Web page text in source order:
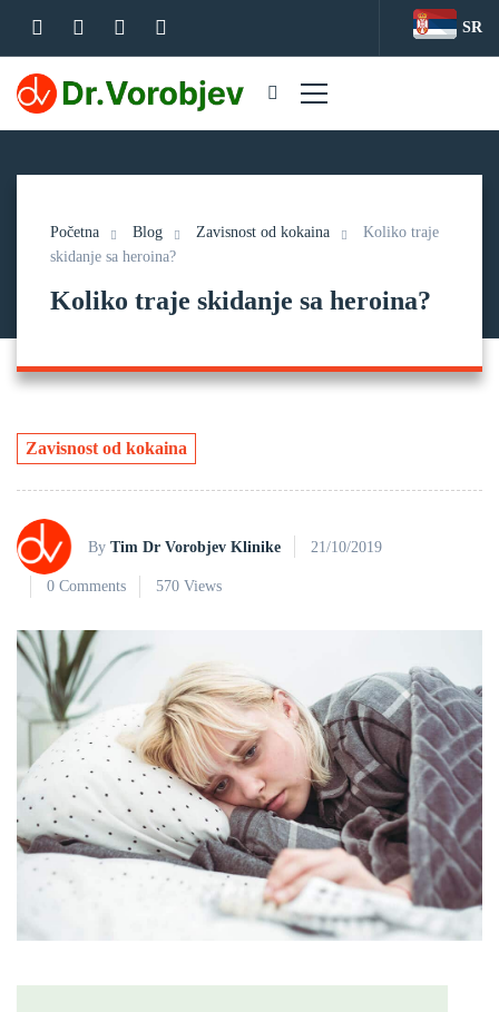
SR
Početna Blog Zavisnost od kokaina
Koliko traje
skidanje sa heroina?
Koliko traje skidanje sa heroina?
Zavisnost od kokaina
By Tim Dr Vorobjev Klinike 21/10/2019
0 Comments 570 Views